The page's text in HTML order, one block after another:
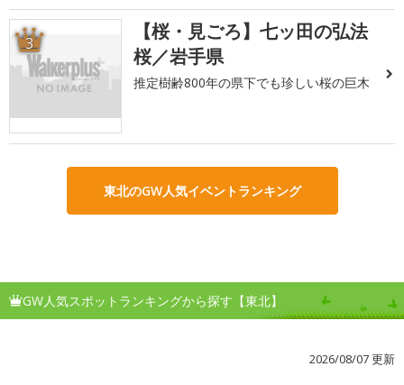
3
【桜・見ごろ】七ッ田の弘法
桜／岩手県
推定樹齢800年の県下でも珍しい桜の巨木
東北のGW人気イベントランキング
GW人気スポットランキングから探す【東北】
2026/08/07 更新